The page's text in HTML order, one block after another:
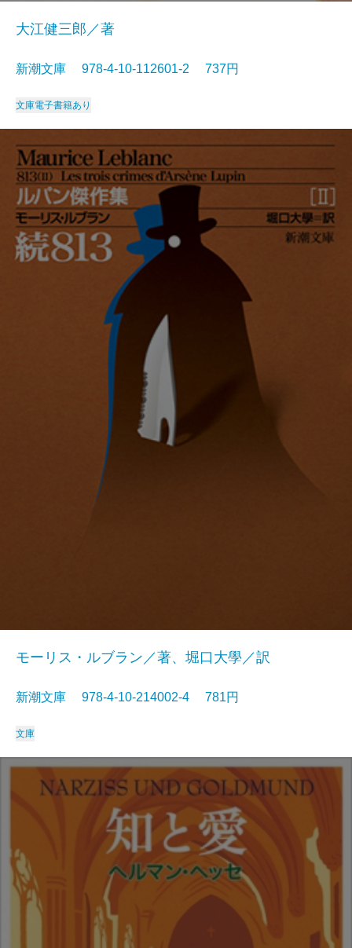
大江健三郎／著
新潮文庫 978-4-10-112601-2 737円
文庫電子書籍あり
モーリス・ルブラン／著、堀口大學／訳
新潮文庫 978-4-10-214002-4 781円
文庫